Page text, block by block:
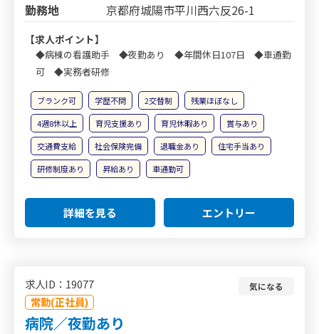
勤務地
京都府城陽市平川西六反26-1
【求人ポイント】
◆病棟の看護助手 ◆夜勤あり ◆年間休日107日 ◆車通勤
可 ◆実務者研修
ブランク可 学歴不問 2交替制
残業ほぼなし
4週8休以上
育児支援あり 育児休暇あり
賞与あり
交通費支給
社会保険完備 退職金あり
住宅手当あり
研修制度あり
昇給あり 車通勤可
詳細を見る エントリー
求人ID：19077
常勤(正社員)
気になる
病院／夜勤あり